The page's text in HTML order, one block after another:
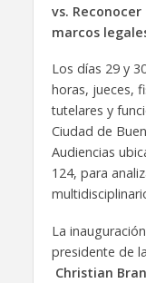
vs.
marcos
Los días 29 y
horas, jueces,
tutelares y
Ciudad de
Audiencias
124, para
La
presidente de
Christian